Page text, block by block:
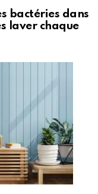
bactéries dans
laver chaque